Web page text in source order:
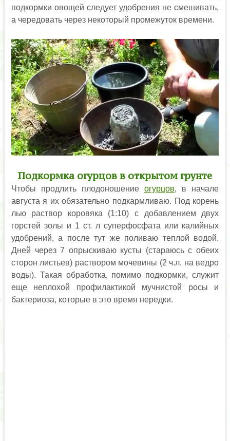
подкормки овощей следует удобрения не смешивать,
а чередовать через некоторый промежуток времени.
Подкормка огурцов в открытом грунте
Чтобы продлить плодоношение огурцов, в начале
августа я их обязательно подкармливаю. Под корень
лью раствор коровяка (1:10) с добавлением двух
горстей золы и 1 ст. л суперфосфата или калийных
удобрений, а после тут же поливаю теплой водой.
Дней через 7 опрыскиваю кусты (стараюсь с обеих
сторон листьев) раствором мочевины (2 ч.л. на ведро
воды). Такая обработка, помимо подкормки, служит
еще неплохой профилактикой мучнистой росы и
бактериоза, которые в это время нередки.